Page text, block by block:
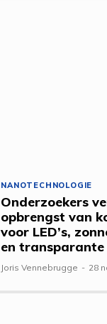
NANOTECHNOLOGIE
Onderzoekers
opbrengst van
voor LED’s,
en
Joris Vennebrugge - 28